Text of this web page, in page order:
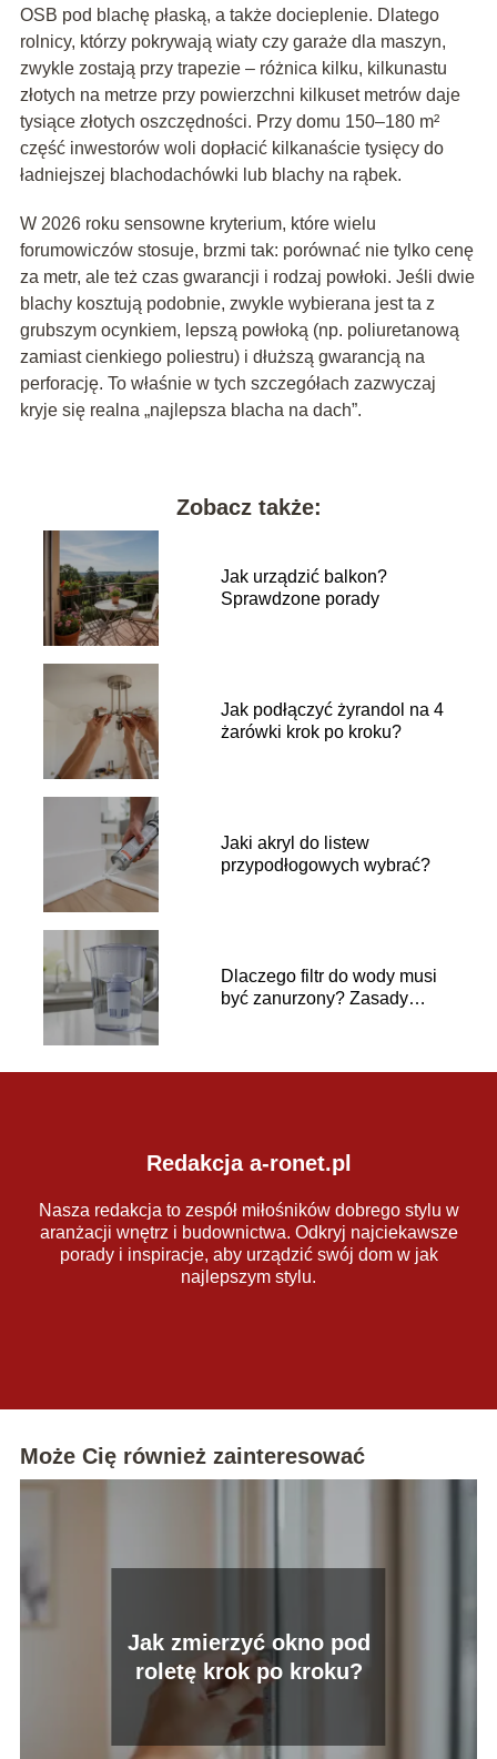
OSB pod blachę płaską, a także docieplenie. Dlatego
rolnicy, którzy pokrywają wiaty czy garaże dla maszyn,
zwykle zostają przy trapezie – różnica kilku, kilkunastu
złotych na metrze przy powierzchni kilkuset metrów daje
tysiące złotych oszczędności. Przy domu 150–180 m²
część inwestorów woli dopłacić kilkanaście tysięcy do
ładniejszej blachodachówki lub blachy na rąbek.
W 2026 roku sensowne kryterium, które wielu
forumowiczów stosuje, brzmi tak: porównać nie tylko cenę
za metr, ale też czas gwarancji i rodzaj powłoki. Jeśli dwie
blachy kosztują podobnie, zwykle wybierana jest ta z
grubszym ocynkiem, lepszą powłoką (np. poliuretanową
zamiast cienkiego poliestru) i dłuższą gwarancją na
perforację. To właśnie w tych szczegółach zazwyczaj
kryje się realna „najlepsza blacha na dach”.
Zobacz także:
Jak urządzić balkon?
Sprawdzone porady
Jak podłączyć żyrandol na 4
żarówki krok po kroku?
Jaki akryl do listew
przypodłogowych wybrać?
Dlaczego filtr do wody musi
być zanurzony? Zasady
Redakcja a-ronet.pl
Nasza redakcja to zespół miłośników dobrego stylu w
aranżacji wnętrz i budownictwa. Odkryj najciekawsze
porady i inspiracje, aby urządzić swój dom w jak
najlepszym stylu.
Może Cię również zainteresować
Jak zmierzyć okno pod
roletę krok po kroku?